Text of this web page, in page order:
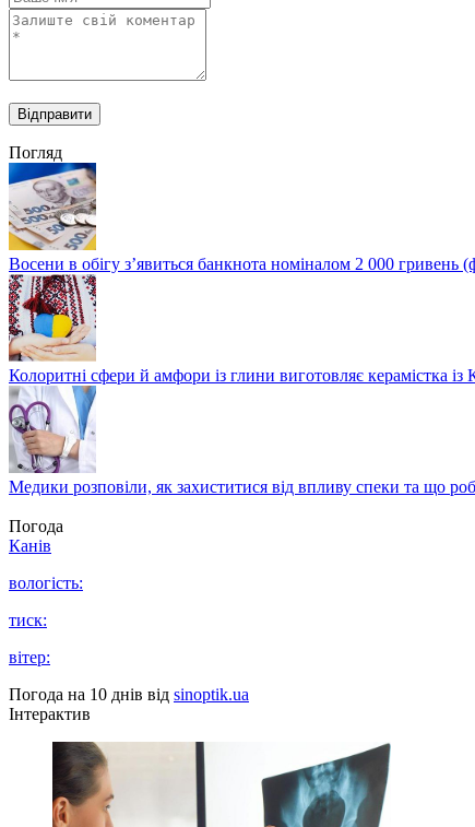
Погляд
Восени в обігу з’явиться банкнота номіналом 2 000 гривень
Колоритні сфери й амфори із глини виготовляє керамістка
Медики розповіли, як захиститися від впливу спеки та що
Погода
Канів
вологість:
тиск:
вітер:
Погода на 10 днів від sinoptik.ua
Інтерактив